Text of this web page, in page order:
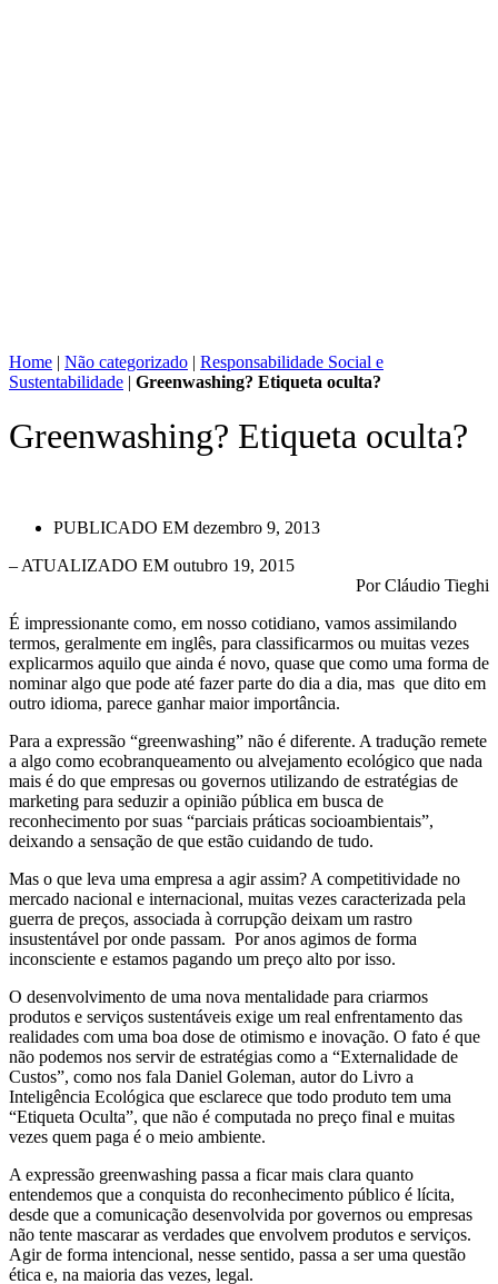
Home | Não categorizado | Responsabilidade Social e
Sustentabilidade | Greenwashing? Etiqueta oculta?
Greenwashing? Etiqueta oculta?
PUBLICADO EM dezembro 9, 2013
– ATUALIZADO EM outubro 19, 2015
Por Cláudio Tieghi
É impressionante como, em nosso cotidiano, vamos assimilando
termos, geralmente em inglês, para classificarmos ou muitas vezes
explicarmos aquilo que ainda é novo, quase que como uma forma de
nominar algo que pode até fazer parte do dia a dia, mas que dito em
outro idioma, parece ganhar maior importância.
Para a expressão “greenwashing” não é diferente. A tradução remete
a algo como ecobranqueamento ou alvejamento ecológico que nada
mais é do que empresas ou governos utilizando de estratégias de
marketing para seduzir a opinião pública em busca de
reconhecimento por suas “parciais práticas socioambientais”,
deixando a sensação de que estão cuidando de tudo.
Mas o que leva uma empresa a agir assim? A competitividade no
mercado nacional e internacional, muitas vezes caracterizada pela
guerra de preços, associada à corrupção deixam um rastro
insustentável por onde passam. Por anos agimos de forma
inconsciente e estamos pagando um preço alto por isso.
O desenvolvimento de uma nova mentalidade para criarmos
produtos e serviços sustentáveis exige um real enfrentamento das
realidades com uma boa dose de otimismo e inovação. O fato é que
não podemos nos servir de estratégias como a “Externalidade de
Custos”, como nos fala Daniel Goleman, autor do Livro a
Inteligência Ecológica que esclarece que todo produto tem uma
“Etiqueta Oculta”, que não é computada no preço final e muitas
vezes quem paga é o meio ambiente.
A expressão greenwashing passa a ficar mais clara quanto
entendemos que a conquista do reconhecimento público é lícita,
desde que a comunicação desenvolvida por governos ou empresas
não tente mascarar as verdades que envolvem produtos e serviços.
Agir de forma intencional, nesse sentido, passa a ser uma questão
ética e, na maioria das vezes, legal.